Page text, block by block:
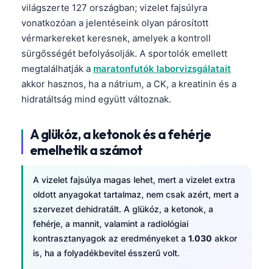
világszerte 127 országban; vizelet fajsúlyra
vonatkozóan a jelentéseink olyan párosított
vérmarkereket keresnek, amelyek a kontroll
sürgősségét befolyásolják. A sportolók emellett
megtalálhatják a maratonfutók laborvizsgálatait
akkor hasznos, ha a nátrium, a CK, a kreatinin és a
hidratáltság mind együtt változnak.
A glükóz, a ketonok és a fehérje
emelhetik a számot
A vizelet fajsúlya magas lehet, mert a vizelet extra
oldott anyagokat tartalmaz, nem csak azért, mert a
szervezet dehidratált. A glükóz, a ketonok, a
fehérje, a mannit, valamint a radiológiai
kontrasztanyagok az eredményeket a 1.030 akkor
is, ha a folyadékbevitel ésszerű volt.
Bahasa Indonesia
Հայերեն
Íslenska
Српски језик
Bosanski
Azərbaycan dili
Čeština
ქართული
Lietuvių kalba